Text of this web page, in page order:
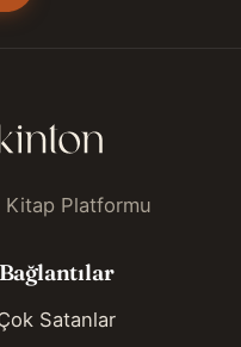
Platformu
Bağlantılar
Satanlar